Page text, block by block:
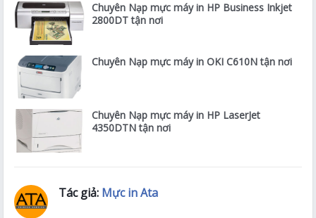
Chuyên Nạp mực máy in HP Business Inkjet
2800DT tận nơi
Chuyên Nạp mực máy in OKI C610N tận nơi
Chuyên Nạp mực máy in HP LaserJet
4350DTN tận nơi
Tác giả: Mực in Ata